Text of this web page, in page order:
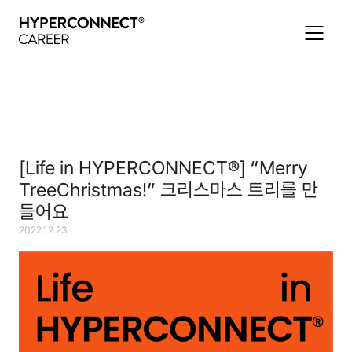
[Life in HYPERCONNECT®] “Merry
TreeChristmas!” 크리스마스 트리를 만
들어요
2022.12.23